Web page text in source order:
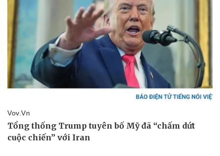
Việt Nam
Phân tích